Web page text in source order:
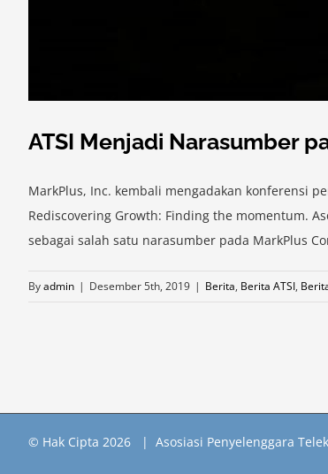
ATSI Menjadi Narasumber
MarkPlus, Inc. kembali mengadakan konferensi
Rediscovering Growth: Finding the momentum.
sebagai salah satu narasumber pada MarkPlus
Byadmin | Desember 5th, 2019 | Berita, Berita ATSI,
© Hak Cipta 2026 | Asosiasi Penyelenggara